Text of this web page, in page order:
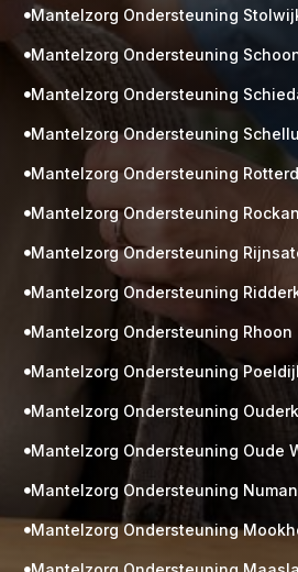
Gratis
 Mantelzorg Ondersteuning
 Mantelzorg Ondersteuning
 Mantelzorg Ondersteuning
 Mantelzorg Ondersteuning
 Mantelzorg Ondersteuning
 Mantelzorg Ondersteuning
 Mantelzorg Ondersteuning
 Mantelzorg Ondersteuning
 Mantelzorg Ondersteuning Rhoon
 Mantelzorg Ondersteuning
 Mantelzorg Ondersteuning
 Mantelzorg Ondersteuning Oude
 Mantelzorg Ondersteuning
 Mantelzorg Ondersteuning
